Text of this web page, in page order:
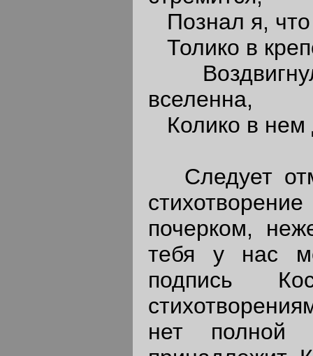
Познал я,
Толико в
вселенна,
Колико в нем
Следует
почерком,
тебя у нас
подпись
нет полной